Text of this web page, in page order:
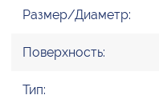
Размер/Диаметр:
Поверхность:
Тип: